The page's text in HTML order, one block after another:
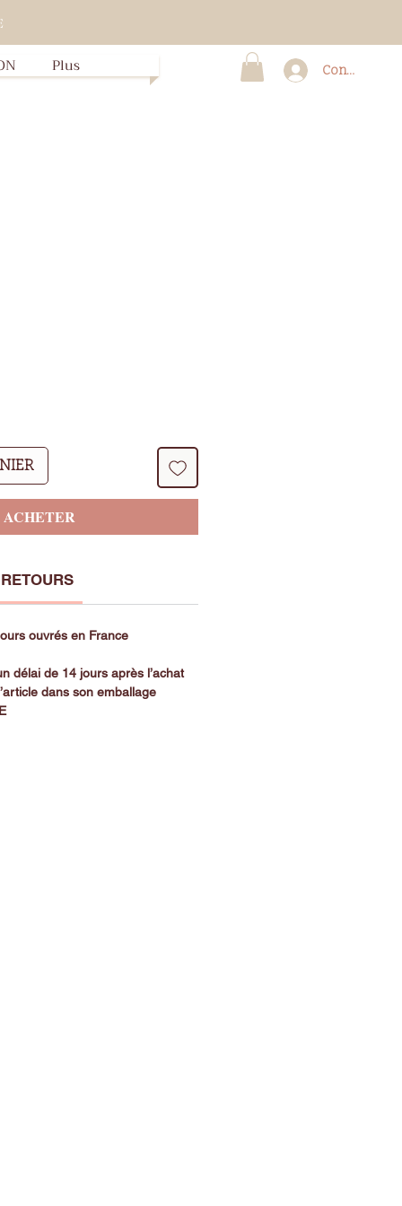
Plus Connexion
ACHETER
ouvrés en France
délai de 14 jours après l’achat
dans son emballage